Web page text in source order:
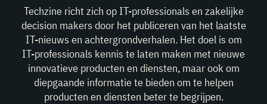
Techzine richt zich op IT-professionals en zakelijke
decision makers door het publiceren van het laatste
IT-nieuws en achtergrondverhalen. Het doel is om
IT-professionals kennis te laten maken met nieuwe
innovatieve producten en diensten, maar ook om
diepgaande informatie te bieden om te helpen
producten en diensten beter te begrijpen.